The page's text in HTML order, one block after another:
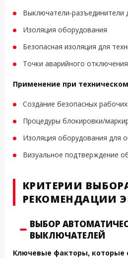
Выключатели-разъединители
Изоляция оборудования
Безопасная изоляция для
Точки аварийного отключения
Применение при
Создание безопасных
Процедуры блокировки/
Изоляция оборудования для
Визуальное подтверждение
КРИТЕРИИ
РЕКОМЕНДАЦИИ
ВЫБОР
ВЫКЛЮЧАТЕЛЕЙ
Ключевые факторы, которые